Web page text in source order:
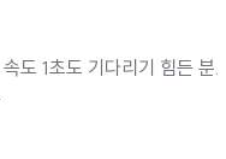
도 1초도 기다리기 힘든 분.